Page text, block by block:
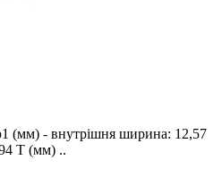
(мм) - внутрішня ширина: 12,57
T (мм) ..